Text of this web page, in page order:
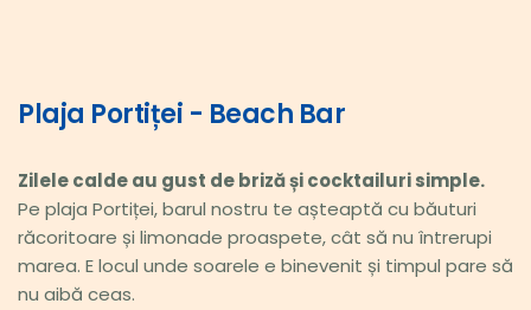
Plaja Portiței - Beach Bar
Zilele calde au gust de briză și cocktailuri simple.
Pe plaja Portiței, barul nostru te așteaptă cu băuturi
răcoritoare și limonade proaspete, cât să nu întrerupi
marea. E locul unde soarele e binevenit și timpul pare să
nu aibă ceas.